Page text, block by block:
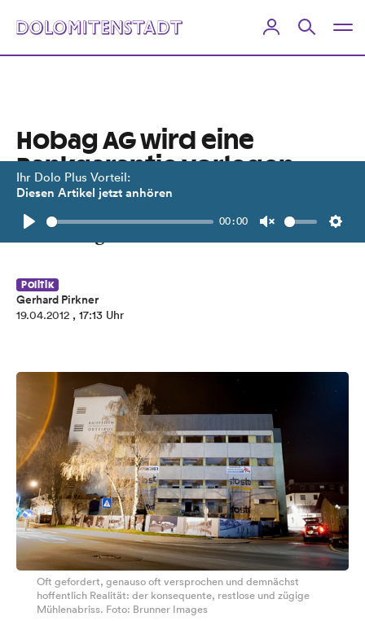
Ihr Dolo Plus Vorteil:
Diesen Artikel jetzt anhören
Play
00:00
Unmute
Hobag AG wird eine
Bankgarantie vorlegen
Nächster Anlauf für Kaufhaus-
Widmung im Lienzer Gemeinderat.
Politik
Gerhard Pirkner
19.04.2012 , 17:13 Uhr
Oft gefordert, genauso oft versprochen und demnächst
hoffentlich Realität: der konsequente, restlose und zügige
Mühlenabriss. Foto: Brunner Images